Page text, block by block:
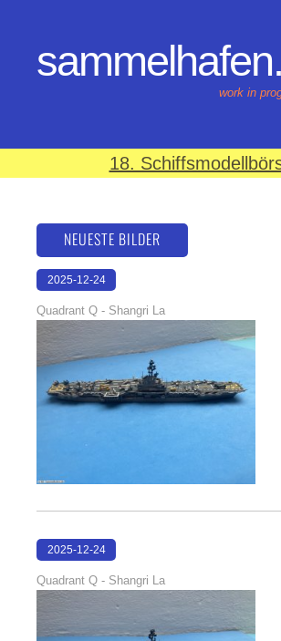
work in
18.
NEUESTE BILDER
2025-12-24
Quadrant Q - Shangri La
2025-12-24
Quadrant Q - Shangri La